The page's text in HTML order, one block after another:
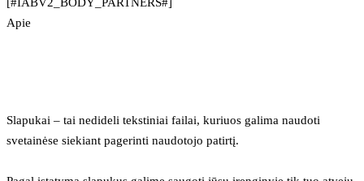
Apie
Slapukai – tai nedideli tekstiniai failai, kuriuos galima naudoti
svetainėse siekiant pagerinti naudotojo patirtį.